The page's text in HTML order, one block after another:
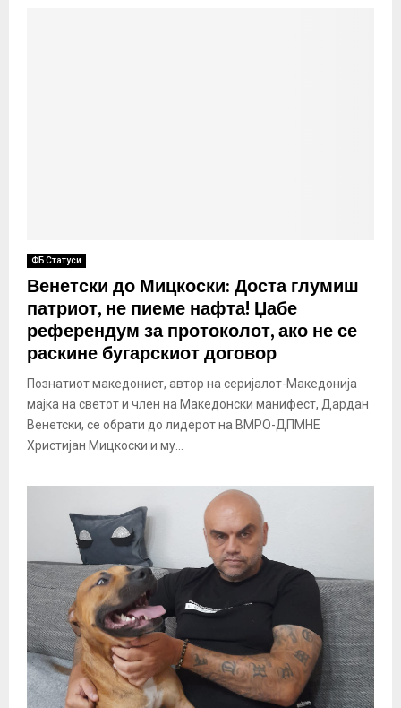
ФБ Статуси
Венетски до Мицкоски: Доста глумиш
патриот, не пиеме нафта! Џабе
референдум за протоколот, ако не се
раскине бугарскиот договор
Познатиот македонист, автор на серијалот-Македонија
мајка на светот и член на Македонски манифест, Дардан
Венетски, се обрати до лидерот на ВМРО-ДПМНЕ
Христијан Мицкоски и му...